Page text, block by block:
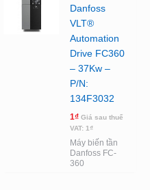
Danfoss
VLT®
Automation
Drive FC360
– 37Kw –
P/N:
134F3032
1₫ Giá sau thuế
VAT: 1₫
Máy biến tần
Danfoss FC-
360